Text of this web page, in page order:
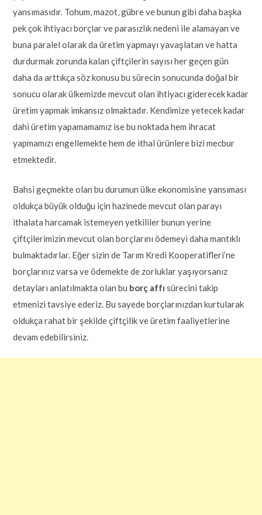
yansımasıdır. Tohum, mazot, gübre ve bunun gibi daha başka
pek çok ihtiyacı borçlar ve parasızlık nedeni ile alamayan ve
buna paralel olarak da üretim yapmayı yavaşlatan ve hatta
durdurmak zorunda kalan çiftçilerin sayısı her geçen gün
daha da arttıkça söz konusu bu sürecin sonucunda doğal bir
sonucu olarak ülkemizde mevcut olan ihtiyacı giderecek kadar
üretim yapmak imkansız olmaktadır. Kendimize yetecek kadar
dahi üretim yapamamamız ise bu noktada hem ihracat
yapmamızı engellemekte hem de ithal ürünlere bizi mecbur
etmektedir.
Bahsi geçmekte olan bu durumun ülke ekonomisine yansıması
oldukça büyük olduğu için hazinede mevcut olan parayı
ithalata harcamak istemeyen yetkililer bunun yerine
çiftçilerimizin mevcut olan borçlarını ödemeyi daha mantıklı
bulmaktadırlar. Eğer sizin de Tarım Kredi Kooperatifleri’ne
borçlarınız varsa ve ödemekte de zorluklar yaşıyorsanız
detayları anlatılmakta olan bu borç affı sürecini takip
etmenizi tavsiye ederiz. Bu sayede borçlarınızdan kurtularak
oldukça rahat bir şekilde çiftçilik ve üretim faaliyetlerine
devam edebilirsiniz.